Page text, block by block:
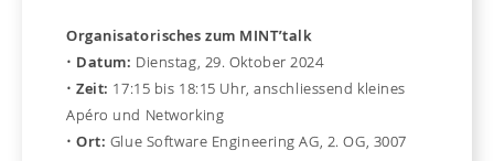
Organisatorisches zum MINT’talk
• Datum: Dienstag, 29. Oktober 2024
•Zeit: 17:15 bis 18:15 Uhr, anschliessend kleines
Apéro und Networking
•Ort: Glue Software Engineering AG, 2. OG, 3007